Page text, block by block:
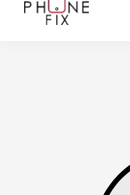
głównego